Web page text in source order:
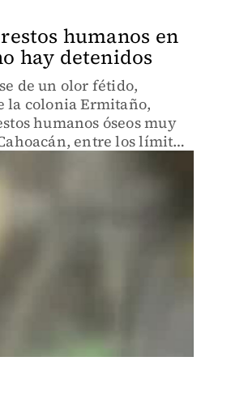
humanos en
hay detenidos
de un olor fétido,
la colonia Ermitaño,
humanos óseos muy
entre los límites
y el municipio Tuxtla